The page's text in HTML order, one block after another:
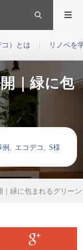
）とは リノベを
｜緑に包
例 エコデコ
S様
緑に包まれるグリー